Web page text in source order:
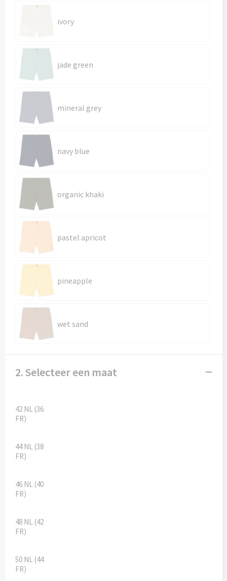
Ondergoed, Sokken en Nachtkleding
Vesten
Bivakmuts test
ivory
jade green
mineral grey
navy blue
organic khaki
pastel apricot
pineapple
wet sand
2. Selecteer een maat
42 NL (36
FR)
44 NL (38
FR)
46 NL (40
FR)
48 NL (42
FR)
50 NL (44
FR)